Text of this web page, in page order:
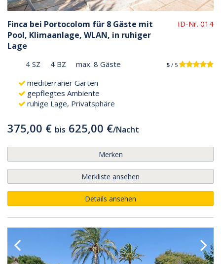
Finca bei Portocolom für 8 Gäste mit
Pool, Klimaanlage, WLAN, in ruhiger
Lage
ID-Nr. 014
4 SZ 4 BZ max. 8 Gäste 5 / 5
mediterraner Garten
gepflegtes Ambiente
ruhige Lage, Privatsphäre
375,00 € bis 625,00 €/Nacht
Merken
Merkliste ansehen
Details ansehen